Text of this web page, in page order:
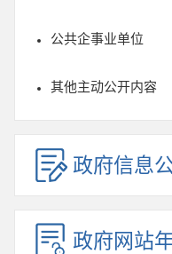
公共企事业单位
其他主动公开内容
政府信息
政府网站